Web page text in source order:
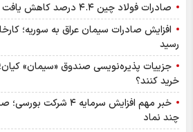
صادرات فولاد چین ۴.۴ درصد کاهش یافت
افزایش صادرات سیمان عراق به سوریه؛
رسید
جزییات پذیره‌نویسی صندوق «سیمان»
خرید کنند؟
خبر مهم افزایش سرمایه
چند نماد